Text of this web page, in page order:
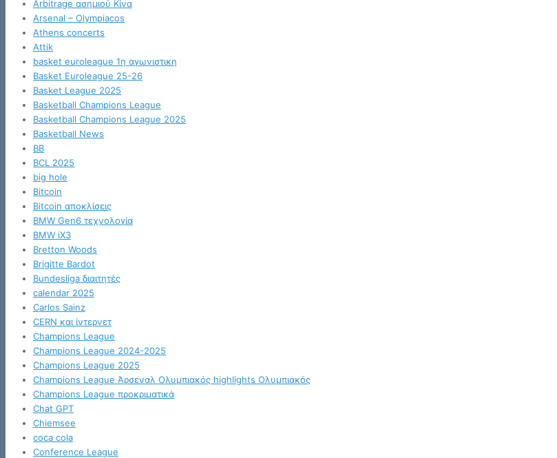
Arbitrage ασημιού Κίνα
Arsenal – Olympiacos
Athens concerts
Attik
basket euroleague 1η αγωνιστικη
Basket Euroleague 25-26
Basket League 2025
Basketball Champions League
Basketball Champions League 2025
Basketball News
BB
BCL 2025
big hole
Bitcoin
Bitcoin αποκλίσεις
BMW Gen6 τεχνολογία
BMW iX3
Bretton Woods
Brigitte Bardot
Bundesliga διαιτητές
calendar 2025
Carlos Sainz
CERN και ίντερνετ
Champions League
Champions League 2024-2025
Champions League 2025
Champions League Άρσεναλ Ολυμπιακός highlights Ολυμπιακός
Champions League προκριματικά
Chat GPT
Chiemsee
coca cola
Conference League